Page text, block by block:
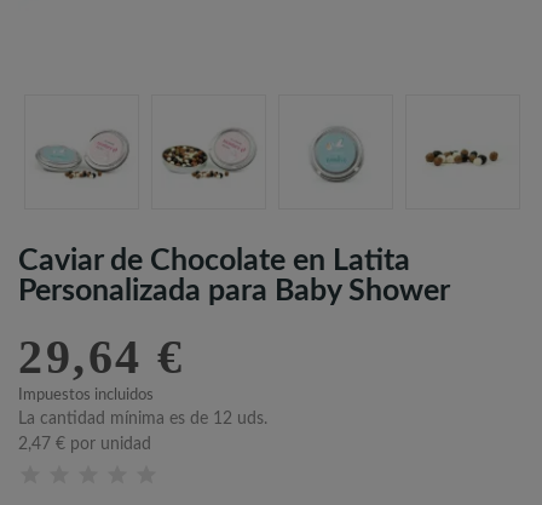
Caviar de Chocolate en Latita
Personalizada para Baby Shower
29,64 €
Impuestos incluidos
La cantidad mínima es de 12 uds.
2,47 € por unidad